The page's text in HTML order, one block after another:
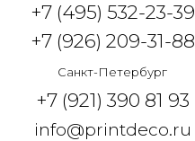
+7 (495) 532-23-39
+7 (926) 209-31-88
Санкт-Петербург
+7 (921) 390 81 93
info@printdeco.ru